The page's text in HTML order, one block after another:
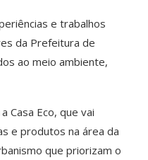
e trabalhos
da Prefeitura de
ao meio ambiente,
Casa Eco, que vai
e produtos na área da
que priorizam o